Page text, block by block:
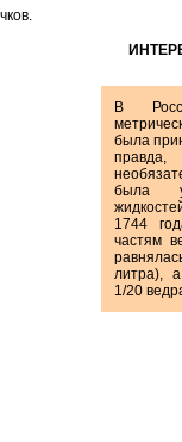
В
была
была
1744
частям
литра),
1/20